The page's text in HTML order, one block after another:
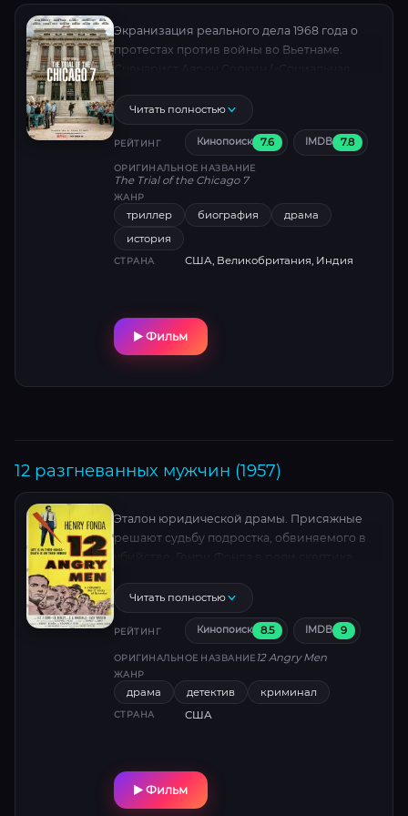
Экранизация реального дела 1968 года о
протестах против войны во Вьетнаме.
Сценарист Аарон Соркин («Социальная
драму, показывая абсурд судебной
системы. Номинант на «Оскар» за лучший
сценарий.
Читать полностью
РЕЙТИНГ Кинопоиск 7.6 IMDB 7.8
ОРИГИНАЛЬНОЕ НАЗВАНИЕ
The Trial of the Chicago 7
ЖАНР
триллер биография
драма
история
СТРАНА США, Великобритания, Индия
Фильм
12 разгневанных мужчин (1957)
Эталон юридической драмы. Присяжные
решают судьбу подростка, обвиняемого в
Камерная постановка Сидни Люмета
превращает комнату для совещаний в поле
битвы за справедливость. Включён в
Национальный реестр фильмов США.
Читать полностью
РЕЙТИНГ Кинопоиск 8.5 IMDB 9
ОРИГИНАЛЬНОЕ НАЗВАНИЕ 12 Angry Men
ЖАНР
драма детектив криминал
СТРАНА США
Фильм